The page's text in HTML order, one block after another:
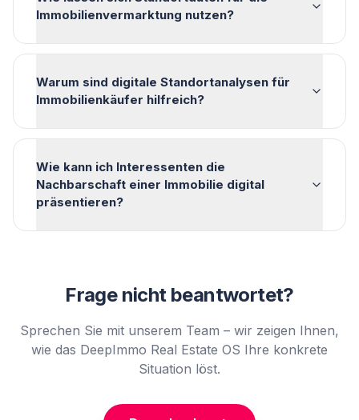
Immobilienvermarktung nutzen?
Warum sind digitale Standortanalysen für
Immobilienkäufer hilfreich?
Wie kann ich Interessenten die
Nachbarschaft einer Immobilie digital
präsentieren?
Frage nicht beantwortet?
Sprechen Sie mit unserem Team – wir zeigen Ihnen,
wie das DeepImmo Real Estate OS Ihre konkrete
Situation löst.